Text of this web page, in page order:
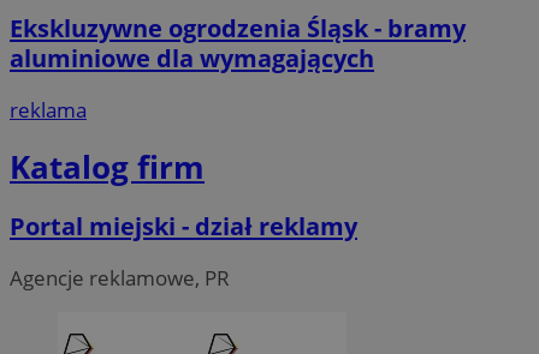
Ekskluzywne ogrodzenia Śląsk - bramy
aluminiowe dla wymagających
reklama
Katalog firm
Portal miejski - dział reklamy
Agencje reklamowe, PR